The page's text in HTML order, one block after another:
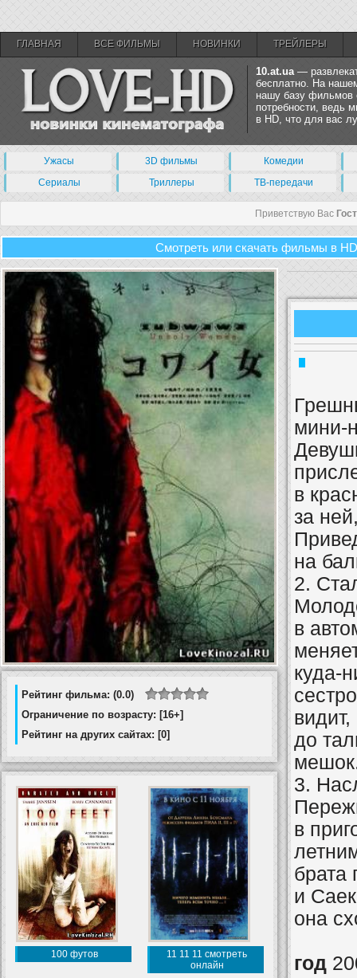
ГЛАВНАЯ ВСЕ ФИЛЬМЫ НОВИНКИ ТРЕЙЛЕРЫ
10.at.ua—
бесплатно. На
нашу базу фильмов
потребности, ведь
в HD, что для вас
Ужасы 3D фильмы
Комедии
Сериалы
Триллеры ТВ-передачи
Приветствую Вас
Смотреть или скачать фильмы в
Рейтинг фильма: (0.0)
Ограничение по возрасту: [16+]
Рейтинг на других сайтах: [0]
100 футов
11 11 11 смотреть
онлайн
мини-
в
за
на
2.
в
куда-
видит,
до
3.
в
брата
и
она
год